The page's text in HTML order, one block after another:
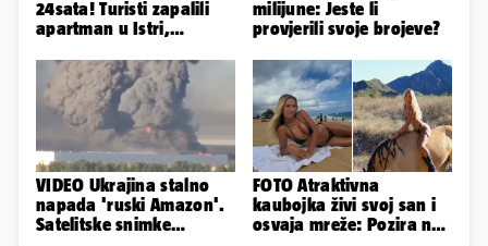
24sata! Turisti zapalili
apartman u Istri,
završena'
milijune: Jeste li
provjerili svoje brojeve?
VIDEO Ukrajina stalno
napada 'ruski Amazon'.
Satelitske snimke
FOTO Atraktivna
kaubojka živi svoj san i
osvaja mreže: Pozira na